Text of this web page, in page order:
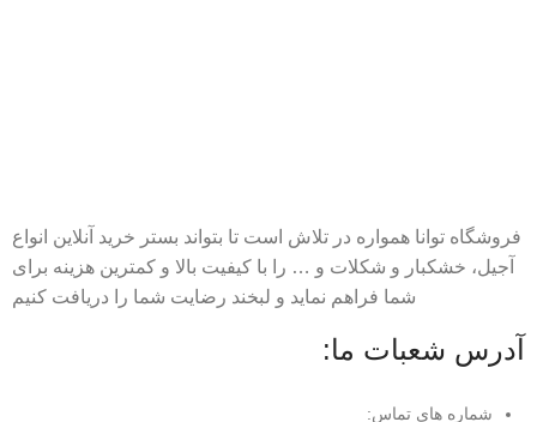
فروشگاه توانا همواره در تلاش است تا بتواند بستر خرید آنلاین انواع
آجیل، خشکبار و شکلات و … را با کیفیت بالا و کمترین هزینه برای
شما فراهم نماید و لبخند رضایت شما را دریافت کنیم
آدرس شعبات ما:
شماره های تماس: